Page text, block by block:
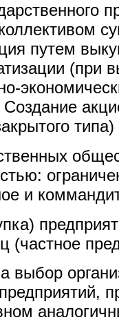
путем
(при
типа)
и
(частное
выбор